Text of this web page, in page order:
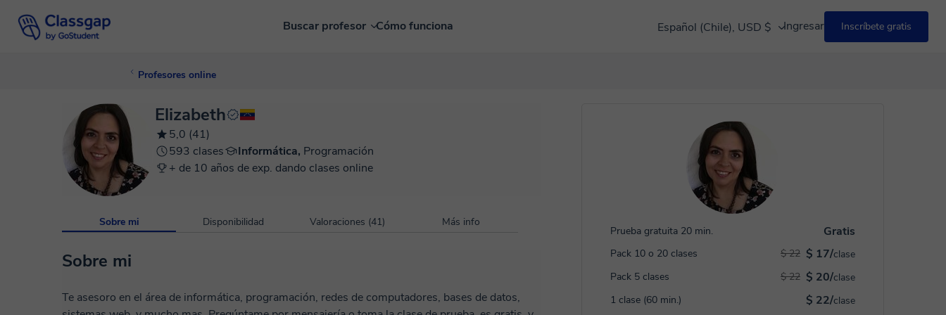
Buscar profesor Cómo funciona Español (Chile), USD $ Ingresar Inscríbete gratis
Profesores online
Prueba gratuita 20 min. Gratis
Pack 10 o 20 clases $ 17/clase
$ 22
Pack 5 clases
$ 20/clase
$ 22
1 clase (60 min.)
$ 22/clase
Elizabeth
5,0 (41)
593 clases
Informática, Programación
+ de 10 años de exp. dando clases online
Sobre mi Disponibilidad Valoraciones (41) Más info
Sobre mi
Te asesoro en el área de informática, programación, redes de computadores, bases de datos,